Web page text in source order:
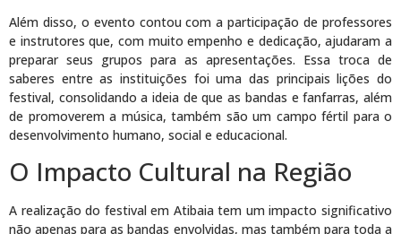
Além disso, o evento contou com a participação de professores
e instrutores que, com muito empenho e dedicação, ajudaram a
preparar seus grupos para as apresentações. Essa troca de
saberes entre as instituições foi uma das principais lições do
festival, consolidando a ideia de que as bandas e fanfarras, além
de promoverem a música, também são um campo fértil para o
desenvolvimento humano, social e educacional.
O Impacto Cultural na Região
A realização do festival em Atibaia tem um impacto significativo
não apenas para as bandas envolvidas, mas também para toda a